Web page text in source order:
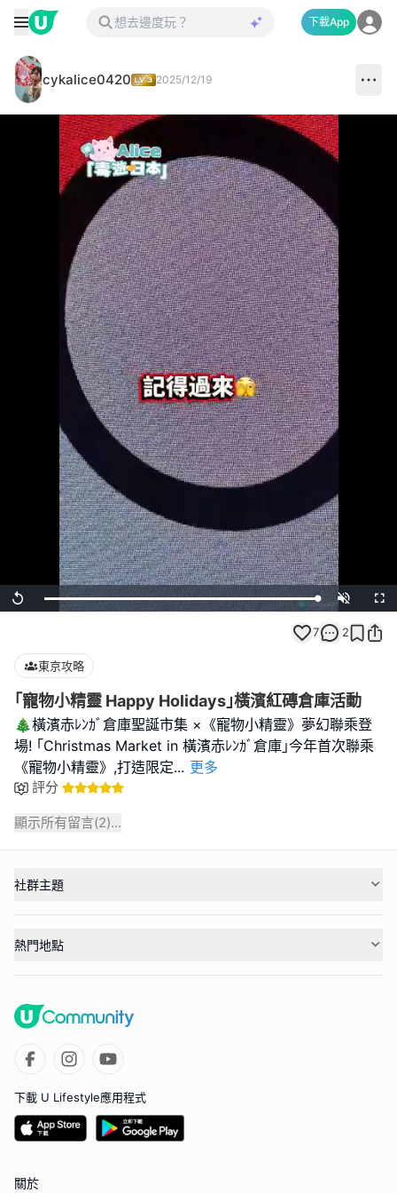
下載App
cykalice0420 2025/12/19
Replay Loaded:
100.00%
Unmute
7 2
東京攻略
｢寵物小精靈 Happy Holidays｣橫濱紅磚倉庫活動
🎄橫濱赤ﾚﾝｶﾞ倉庫聖誕市集 ×《寵物小精靈》夢幻聯乘登
場! ｢Christmas Market in 橫濱赤ﾚﾝｶﾞ倉庫｣今年首次聯乘
《寵物小精靈》,打造限定... 更多
評分
顯示所有留言(2)...
社群主題
熱門地點
下載 U Lifestyle應用程式
關於